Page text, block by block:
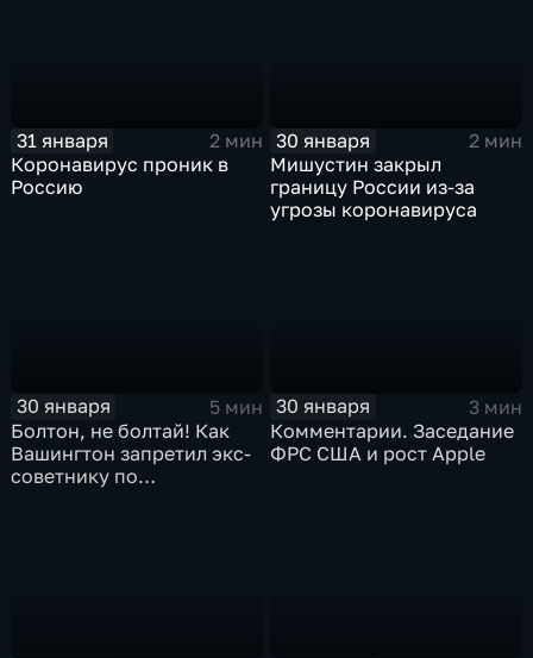
31 января
2 мин
Коронавирус проник в
Россию
30 января
2 мин
Мишустин закрыл
границу России из-за
угрозы коронавируса
30 января
5 мин
Болтон, не болтай! Как
Вашингтон запретил экс-
советнику по
30 января
3 мин
Комментарии. Заседание
ФРС США и рост Apple